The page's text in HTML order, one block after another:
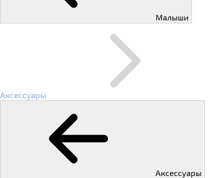
Малыши
Аксессуары
Аксессуары